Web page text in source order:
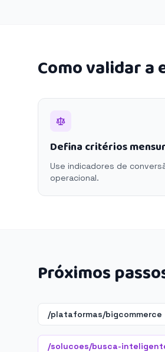
Como validar a
Defina critérios
Use indicadores de
operacional.
Próximos
/plataformas/bigcommerce
/solucoes/busca-